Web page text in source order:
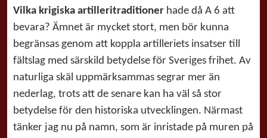
Vilka krigiska artilleritraditioner hade då A 6 att
bevara? Ämnet är mycket stort, men bör kunna
begränsas genom att koppla artilleriets insatser till
fältslag med särskild betydelse för Sveriges frihet. Av
naturliga skäl uppmärksammas segrar mer än
nederlag, trots att de senare kan ha väl så stor
betydelse för den historiska utvecklingen. Närmast
tänker jag nu på namn, som är inristade på muren på